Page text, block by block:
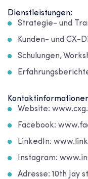
Dienstleistungen:
Strategie- und
Kunden- und CX-
Schulungen,
Website:
Facebook:
LinkedIn:
Instagram:
Adresse: 10th Jay